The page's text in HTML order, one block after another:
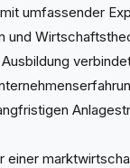
umfassender
und
einer